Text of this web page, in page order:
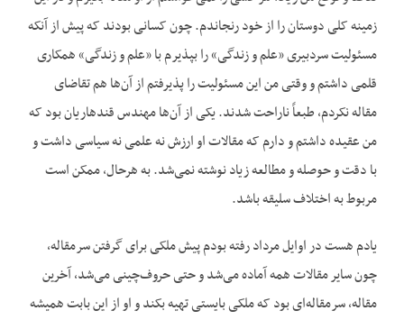
زمینه کلی دوستان را از خود رنجاندم. چون کسانی بودند که پیش از آنکه
مسئولیت سردبیری «علم و زندگی» را بپذیرم با «علم و زندگی» همکاری
قلمی داشتم و وقتی من این مسئولیت را پذیرفتم از آن‌ها هم تقاضای
مقاله نکردم، طبعاً ناراحت شدند. یکی از آن‌ها مهندس قندهاریان بود که
من عقیده داشتم و دارم که مقالات او ارزش نه علمی نه سیاسی داشت و
با دقت و حوصله و مطالعه زیاد نوشته نمی‌شد. به هرحال، ممکن است
مربوط به اختلاف سلیقه باشد.
یادم هست در اوایل مرداد رفته بودم پیش ملکی برای گرفتن سرمقاله،
چون سایر مقالات همه آماده می‌شد و حتی حروف‌چینی می‌شد، آخرین
مقاله، سرمقاله‌ای بود که ملکی بایستی تهیه بکند و او از این بابت همیشه